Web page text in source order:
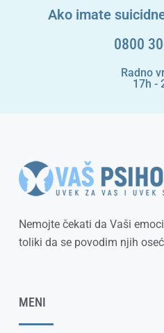
Ako imate
0800
Radno
17h -
Nemojte čekati da Vaši
toliki da se povodim njih
MENI